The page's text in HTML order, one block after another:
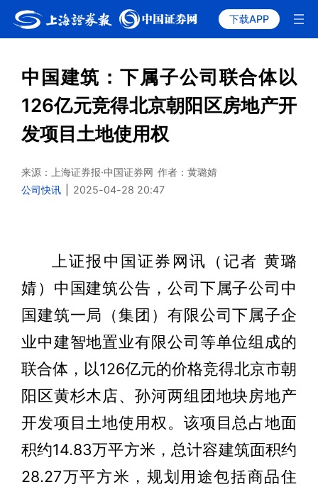
下载APP
中国建筑：下属子公司联合体以
126亿元竞得北京朝阳区房地产开
发项目土地使用权
来源：上海证券报·中国证券网 作者：黄璐婧
公司快讯
2025-04-28 20:47
上证报中国证券网讯（记者 黄璐
婧）中国建筑公告，公司下属子公司中
国建筑一局（集团）有限公司下属子企
业中建智地置业有限公司等单位组成的
联合体，以126亿元的价格竞得北京市朝
阳区黄杉木店、孙河两组团地块房地产
开发项目土地使用权。该项目总占地面
积约14.83万平方米，总计容建筑面积约
28.27万平方米，规划用途包括商品住